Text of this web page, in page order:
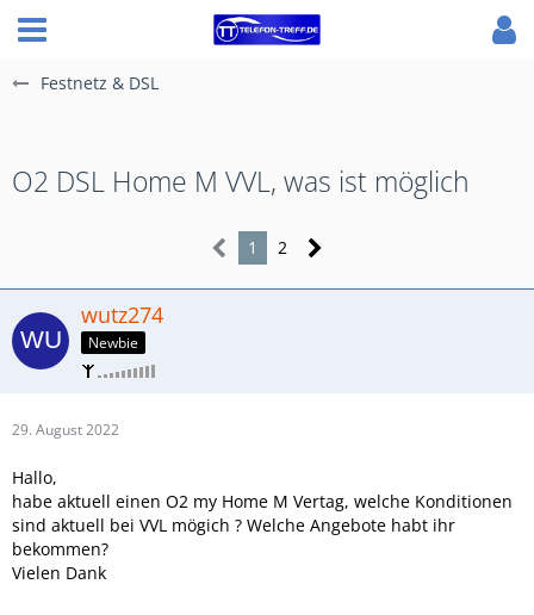
Festnetz & DSL
O2 DSL Home M VVL, was ist möglich
1 2
wutz274
Newbie
29. August 2022
Hallo,
habe aktuell einen O2 my Home M Vertag, welche Konditionen
sind aktuell bei VVL mögich ? Welche Angebote habt ihr
bekommen?
Vielen Dank